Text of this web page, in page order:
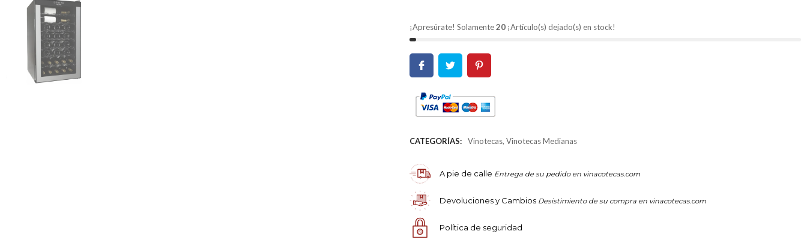
¡Apresúrate! Solamente20 ¡Artículo(s) dejado(s) en stock!
CATEGORÍAS: Vinotecas, Vinotecas Medianas
A pie de calle Entrega de su pedido en vinacotecas.com
Devoluciones y Cambios Desistimiento de su compra en vinacotecas.com
Política de seguridad